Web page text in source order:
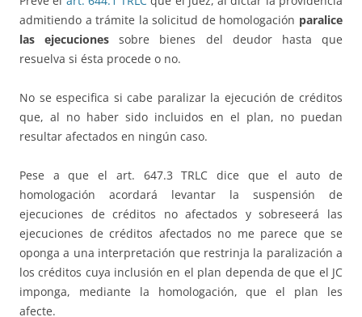
admitiendo a trámite la solicitud de homologación paralice
las ejecuciones sobre bienes del deudor hasta que
resuelva si ésta procede o no.
No se especifica si cabe paralizar la ejecución de créditos
que, al no haber sido incluidos en el plan, no puedan
resultar afectados en ningún caso.
Pese a que el art. 647.3 TRLC dice que el auto de
homologación acordará levantar la suspensión de
ejecuciones de créditos no afectados y sobreseerá las
ejecuciones de créditos afectados no me parece que se
oponga a una interpretación que restrinja la paralización a
los créditos cuya inclusión en el plan dependa de que el JC
imponga, mediante la homologación, que el plan les
afecte.